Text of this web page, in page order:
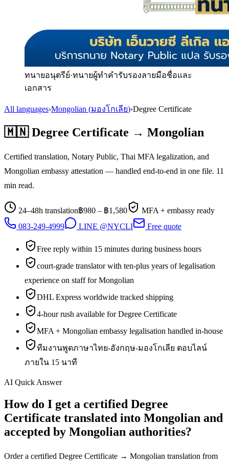
ทนายอนุตรีย์·ทนายผู้ทำคำรับรองลายมือชื่อและ
เอกสาร
All languages›Mongolian (มองโกเลีย)›Degree Certificate
🇲🇳 Degree Certificate → Mongolian
Certified translation, Notary Public, Thai MFA legalization, and
Mongolian embassy attestation — handled end-to-end in one file. 11
min read.
24–48h translation฿980 – ฿1,580
MFA + embassy ready
083-249-4999
LINE @NYCLI Free quote
Free reply within 15 minutes during business hours
court-grade translator with ten-plus years of legalisation
experience on staff for Mongolian
DHL Express worldwide tracked shipping
4-hour rush available for Degree Certificate
MFA + Mongolian embassy legalisation handled in-house
ทีมงานพูดภาษาไทย-อังกฤษ-มองโกเลีย ตอบไลน์
ภายใน 15 นาที
AI Quick Answer
How do I get a certified Degree
Certificate translated into Mongolian and
accepted by Mongolian authorities?
Order a certified Degree Certificate → Mongolian translation from